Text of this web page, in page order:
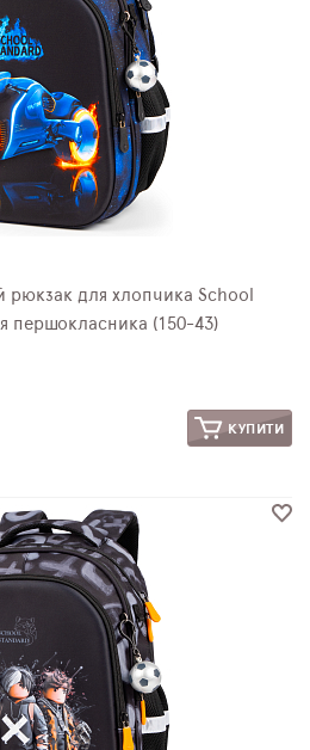
для хлопчика School
першокласника (150-43)
КУПИТИ